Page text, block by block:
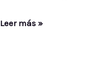
Leer más »